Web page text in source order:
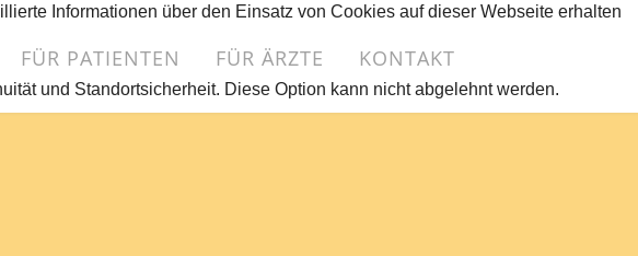
FÜR PATIENTEN FÜR ÄRZTE KONTAKT
Informationen über den Einsatz von Cookies auf dieser Webseite erhalten
und Standortsicherheit. Diese Option kann nicht abgelehnt werden.